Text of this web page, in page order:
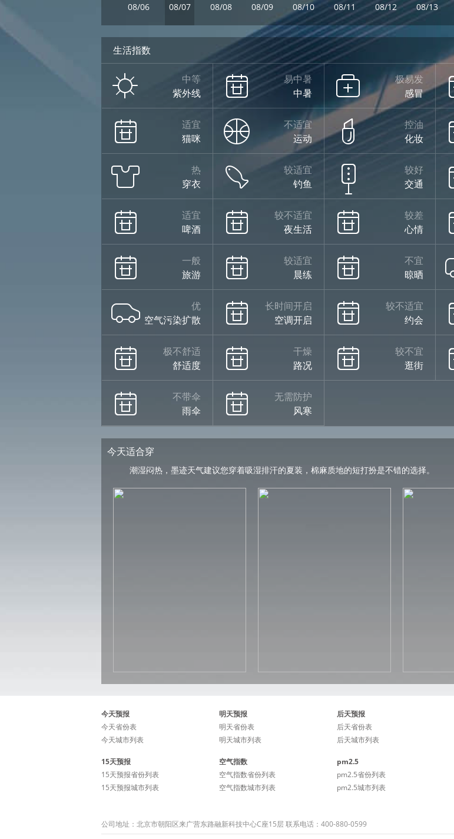
08/06
08/07
08/08
08/09
08/10 08/11 08/12 08/13
生活指数
中等
紫外线
易中暑
中暑
极易发
感冒
适宜
猫咪
不适宜
运动
控油
化妆
热
穿衣
较适宜
钓鱼
较好
交通
适宜
啤酒
较不适宜
夜生活
较差
心情
一般
旅游
较适宜
晨练
不宜
晾晒
优
空气污染扩散
长时间开启
空调开启
较不适宜
约会
极不舒适
舒适度
干燥
路况
较不宜
逛街
不带伞
雨伞
无需防护
风寒
今天适合穿
潮湿闷热，墨迹天气建议您穿着吸湿排汗的夏装，棉麻质地的短打扮是不错的选择。
今天预报
今天省份表
今天城市列表
明天预报
明天省份表
明天城市列表
后天预报
后天省份表
后天城市列表
15天预报
15天预报省份列表
15天预报城市列表
空气指数
空气指数省份列表
空气指数城市列表
pm2.5
pm2.5省份列表
pm2.5城市列表
公司地址：北京市朝阳区来广营东路融新科技中心C座15层 联系电话：400-880-0599